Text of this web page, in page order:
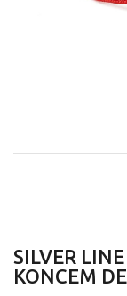
SILVER
KONCEM